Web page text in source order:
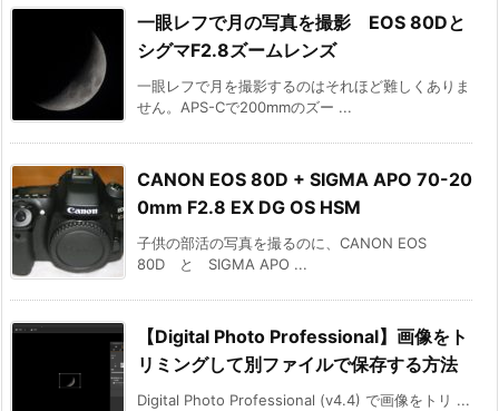
一眼レフで月の写真を撮影 EOS 80Dと
シグマF2.8ズームレンズ
一眼レフで月を撮影するのはそれほど難しくありま
せん。APS-Cで200mmのズー ...
CANON EOS 80D + SIGMA APO 70-20
0mm F2.8 EX DG OS HSM
子供の部活の写真を撮るのに、CANON EOS
80D と SIGMA APO ...
【Digital Photo Professional】画像をト
リミングして別ファイルで保存する方法
Digital Photo Professional (v4.4) で画像をトリ ...